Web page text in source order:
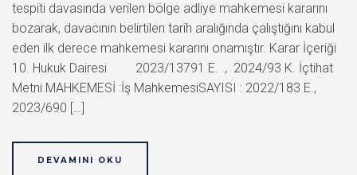
tespiti davasında verilen bölge adliye mahkemesi kararını
bozarak, davacının belirtilen tarih aralığında çalıştığını kabul
eden ilk derece mahkemesi kararını onamıştır. Karar İçeriği
10. Hukuk Dairesi 2023/13791 E. , 2024/93 K. İçtihat
Metni MAHKEMESİ :İş MahkemesiSAYISI : 2022/183 E.,
2023/690 […]
DEVAMINI OKU